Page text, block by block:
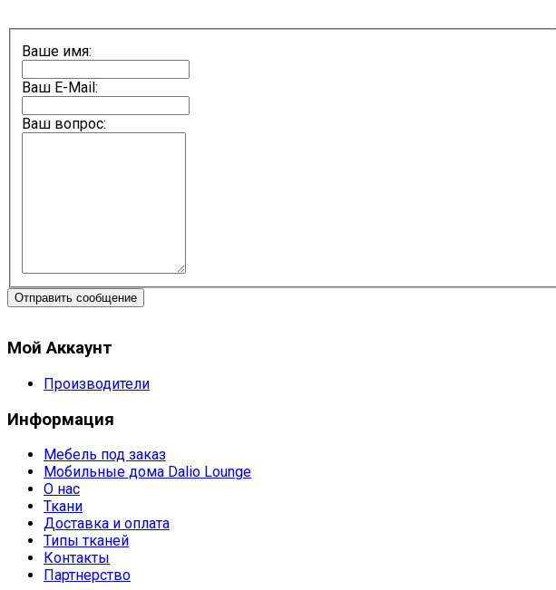
Ваше имя:
Ваш E-Mail:
Ваш вопрос:
Отправить сообщение
Мой Аккаунт
Производители
Информация
Мебель под заказ
Мобильные дома Dalio Lounge
О нас
Ткани
Доставка и оплата
Типы тканей
Контакты
Партнерство